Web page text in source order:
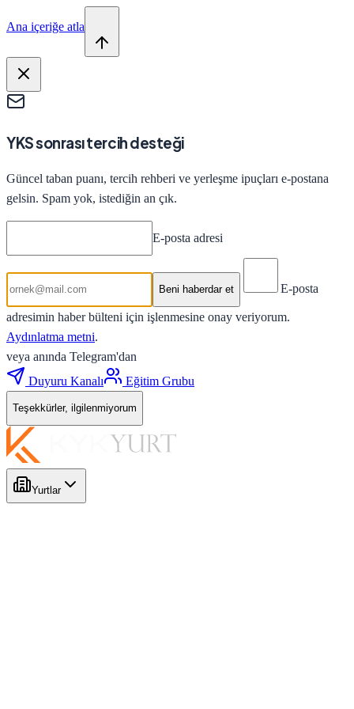
Ana içeriğe atla
YKS sonrası tercih desteği
Güncel taban puanı, tercih rehberi ve yerleşme ipuçları e-postana
gelsin. Spam yok, istediğin an çık.
E-posta adresi
Beni haberdar et E-posta
adresimin haber bülteni için işlenmesine onay veriyorum.
Aydınlatma metni.
veya anında Telegram'dan
Duyuru Kanalı
Eğitim Grubu
Teşekkürler, ilgilenmiyorum
Yurtlar